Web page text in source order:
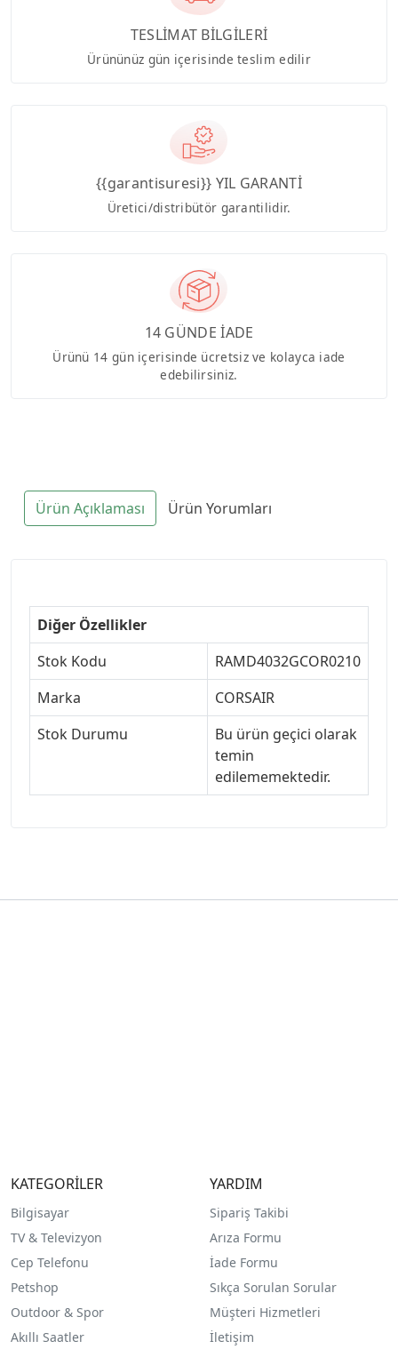
TESLİMAT BİLGİLERİ
Ürününüz gün içerisinde teslim edilir
{{garantisuresi}} YIL GARANTİ
Üretici/distribütör garantilidir.
14 GÜNDE İADE
Ürünü 14 gün içerisinde ücretsiz ve kolayca iade
edebilirsiniz.
Ürün Açıklaması Ürün Yorumları
Diğer Özellikler
Stok Kodu
RAMD4032GCOR0210
Marka
CORSAIR
Stok Durumu
Bu ürün geçici olarak
temin
edilememektedir.
KATEGORİLER
Bilgisayar
TV & Televizyon
Cep Telefonu
Petshop
Outdoor & Spor
Akıllı Saatler
YARDIM
Sipariş Takibi
Arıza Formu
İade Formu
Sıkça Sorulan Sorular
Müşteri Hizmetleri
İletişim